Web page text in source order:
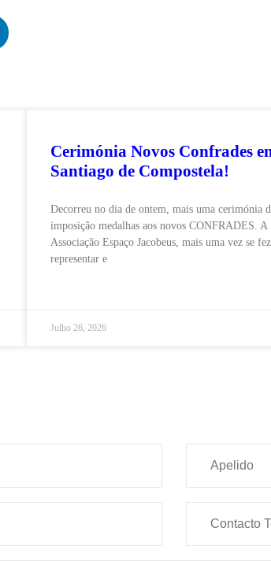
Cerimónia Novos Confrades
Santiago de Compostela!
Decorreu no dia de ontem, mais uma cerimónia
imposição medalhas aos novos CONFRADES. A
Associação Espaço Jacobeus, mais uma vez se fez
representar e
Julho 26, 2026